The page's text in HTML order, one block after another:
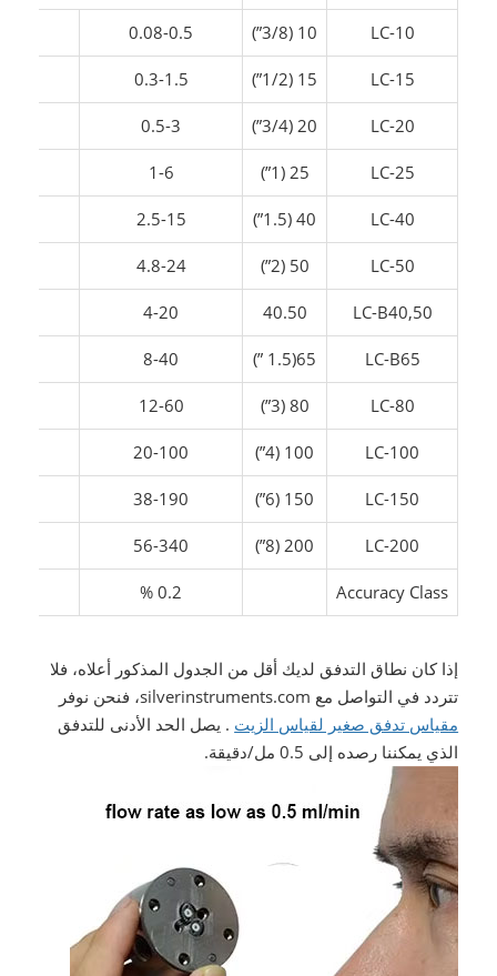
LC-10
10 (3/8”)
0.08-0.5
LC-15
15 (1/2”)
0.3-1.5
LC-20
20 (3/4”)
0.5-3
LC-25
25 (1”)
1-6
LC-40
40 (1.5”)
2.5-15
LC-50
50 (2”)
4.8-24
LC-B40,50
40.50
4-20
LC-B65
65(1.5 ”)
8-40
LC-80
80 (3”)
12-60
LC-100
100 (4”)
20-100
LC-150
150 (6”)
38-190
LC-200
200 (8”)
56-340
Accuracy Class
0.2 %
إذا كان نطاق التدفق لديك أقل من الجدول المذكور أعلاه، فلا
تتردد في التواصل مع silverinstruments.com، فنحن نوفر
مقياس تدفق صغير لقياس الزيت . يصل الحد الأدنى للتدفق
الذي يمكننا رصده إلى 0.5 مل/دقيقة.